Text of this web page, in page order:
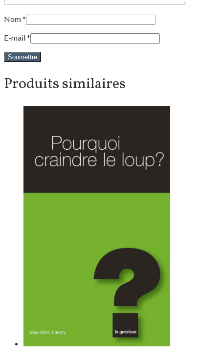
Nom*
E-mail*
Produits similaires